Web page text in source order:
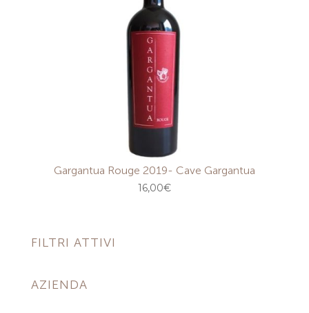
Gargantua Rouge 2019- Cave Gargantua
16,00€
FILTRI ATTIVI
AZIENDA